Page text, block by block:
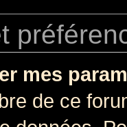
mes
de ce